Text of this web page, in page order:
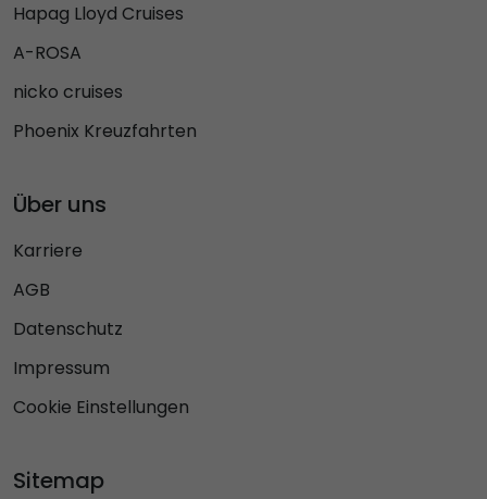
Hapag Lloyd Cruises
A-ROSA
nicko cruises
Phoenix Kreuzfahrten
Über uns
Karriere
AGB
Datenschutz
Impressum
Cookie Einstellungen
Sitemap